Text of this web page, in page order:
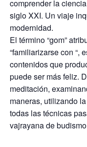
comprender la
siglo XXI. Un viaje
modernidad.
El término “gom”
“familiarizarse con “,
contenidos que
puede ser más feliz.
meditación,
maneras, utilizando
todas las técnicas
vajrayana de